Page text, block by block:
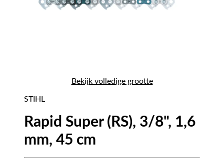
Bekijk volledige grootte
STIHL
Rapid Super (RS), 3/8", 1,6
mm, 45 cm